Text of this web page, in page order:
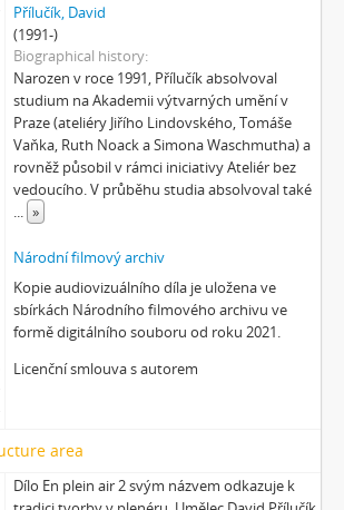
Větev – Prorážení televize větví
16 Sketches of Dialogue
Air
Air – Znělka
Interno
Le Cuoche
Hlavolam
Kytka
Erosynta I
Monoskop no. 3 – Monkeyking legend
Pohádka pro šílence
Chewing Gum
Tihle – Sociální situace: pět svázaných mužů
Bez názvu
Viděno vzduchem
Krása
Náš očistec
Přílučík, David
(1991-)
Biographical history
Narozen v roce 1991, Přílučík absolvoval
studium na Akademii výtvarných umění v
Praze (ateliéry Jiřího Lindovského, Tomáše
Vaňka, Ruth Noack a Simona Waschmutha) a
rovněž působil v rámci iniciativy Ateliér bez
vedoucího. V průběhu studia absolvoval také
... »
Národní filmový archiv
Kopie audiovizuálního díla je uložena ve
sbírkách Národního filmového archivu ve
formě digitálního souboru od roku 2021.
Licenční smlouva s autorem
area
Dílo En plein air 2 svým názvem odkazuje k